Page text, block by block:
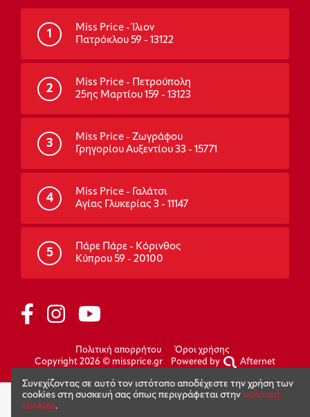
1
Miss Price - Ίλιον
Πατρόκλου 59 - 13122
2
Miss Price - Πετρούπολη
25ης Μαρτίου 159 - 13123
3
Miss Price - Ζωγράφου
Γρηγορίου Αυξεντίου 33 - 15771
4
Miss Price - Γαλάτσι
Αγίας Γλυκερίας 3 - 11147
5
Πάρε Πάρε - Κόρινθος
Κύπρου 59 - 20100
Πολιτική απορρήτου
Όροι χρήσης
Copyright 2026 © missprice.gr
Powered by Afternet
Συνεχίζοντας σε αυτό τον ιστότοπο αποδέχεστε την χρήση των
cookies στη συσκευή σας όπως περιγράφεται στην πολιτική
cookies.